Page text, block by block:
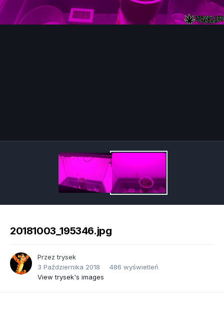
20181003_195346.jpg
Przeztrysek
3 Października 2018
486 wyświetleń
View trysek's images